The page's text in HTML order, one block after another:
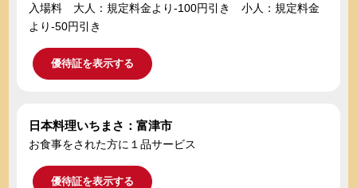
入場料 大人：規定料金より-100円引き 小人：規定料金
より-50円引き
優待証を表示する
日本料理いちまさ：富津市
お食事をされた方に１品サービス
優待証を表示する